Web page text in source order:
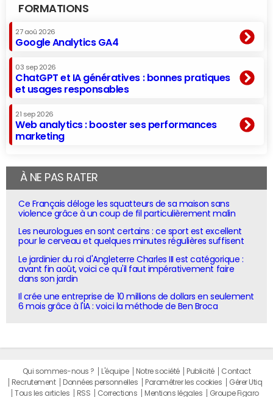
FORMATIONS
27 aoû 2026
Google Analytics GA4
03 sep 2026
ChatGPT et IA génératives : bonnes pratiques
et usages responsables
21 sep 2026
Web analytics : booster ses performances
marketing
À NE PAS RATER
Ce Français déloge les squatteurs de sa maison sans
violence grâce à un coup de fil particulièrement malin
Les neurologues en sont certains : ce sport est excellent
pour le cerveau et quelques minutes régulières suffisent
Le jardinier du roi d'Angleterre Charles III est catégorique :
avant fin août, voici ce qu'il faut impérativement faire
dans son jardin
Il crée une entreprise de 10 millions de dollars en seulement
6 mois grâce à l'IA : voici la méthode de Ben Broca
Qui sommes-nous ? L'équipe Notre société Publicité
Contact
Recrutement
Données personnelles Paramétrer les cookies
Gérer Utiq
Tous les articles
RSS Corrections Mentions légales Groupe Figaro